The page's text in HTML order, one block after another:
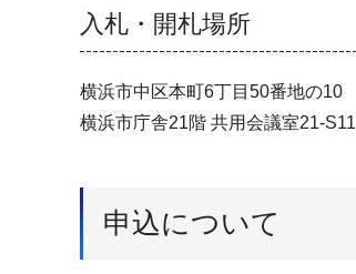
入札・開札場所
横浜市中区本町6丁目50番地の10
横浜市庁舎21階 共用会議室21-S11
申込について